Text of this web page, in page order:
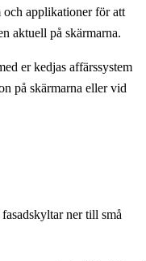
applikationer för att
aktuell på skärmarna.
er kedjas affärssystem
på skärmarna eller vid
ner till små